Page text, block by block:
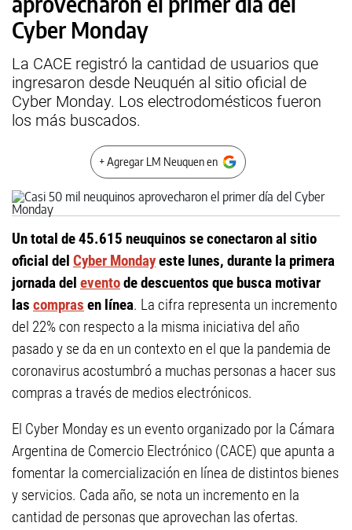
Cyber Monday
La CACE registró la cantidad de usuarios que
ingresaron desde Neuquén al sitio oficial de
Cyber Monday. Los electrodomésticos fueron
los más buscados.
+ Agregar LM Neuquen en
Un total de 45.615 neuquinos se conectaron al sitio
oficial del Cyber Mondayeste lunes, durante la primera
jornada del eventode descuentos que busca motivar
las compras en línea. La cifra representa un incremento
del 22% con respecto a la misma iniciativa del año
pasado y se da en un contexto en el que la pandemia de
coronavirus acostumbró a muchas personas a hacer sus
compras a través de medios electrónicos.
El Cyber Monday es un evento organizado por la Cámara
Argentina de Comercio Electrónico (CACE) que apunta a
fomentar la comercialización en línea de distintos bienes
y servicios. Cada año, se nota un incremento en la
cantidad de personas que aprovechan las ofertas.